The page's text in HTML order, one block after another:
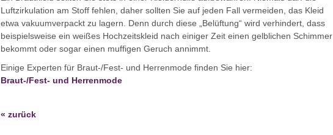
Luftzirkulation am Stoff fehlen, daher sollten Sie auf jeden Fall vermeiden, das Kleid
etwa vakuumverpackt zu lagern. Denn durch diese „Belüftung“ wird verhindert, dass
beispielsweise ein weißes Hochzeitskleid nach einiger Zeit einen gelblichen Schimmer
bekommt oder sogar einen muffigen Geruch annimmt.
Einige Experten für Braut-/Fest- und Herrenmode finden Sie hier:
Braut-/Fest- und Herrenmode
« zurück